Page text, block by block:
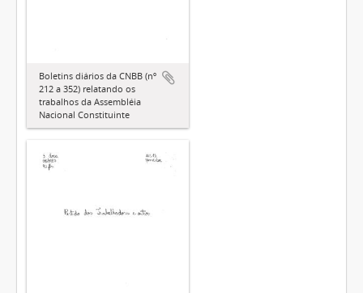
Boletins diários da CNBB (nº
212 a 352) relatando os
trabalhos da Assembléia
Nacional Constituinte